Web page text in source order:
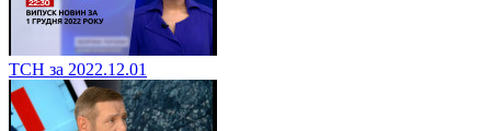
ТСН за 2022.12.01